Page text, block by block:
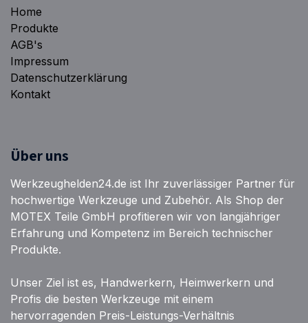
Home
Produkte
AGB's
Impressum
Datenschutzerklärung
Kontakt
Über uns
Werkzeughelden24.de ist Ihr zuverlässiger Partner für
hochwertige Werkzeuge und Zubehör. Als Shop der
MOTEX Teile GmbH profitieren wir von langjähriger
Erfahrung und Kompetenz im Bereich technischer
Produkte.
Unser Ziel ist es, Handwerkern, Heimwerkern und
Profis die besten Werkzeuge mit einem
hervorragenden Preis-Leistungs-Verhältnis